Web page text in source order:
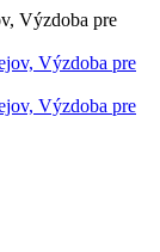
Výzdoba pre